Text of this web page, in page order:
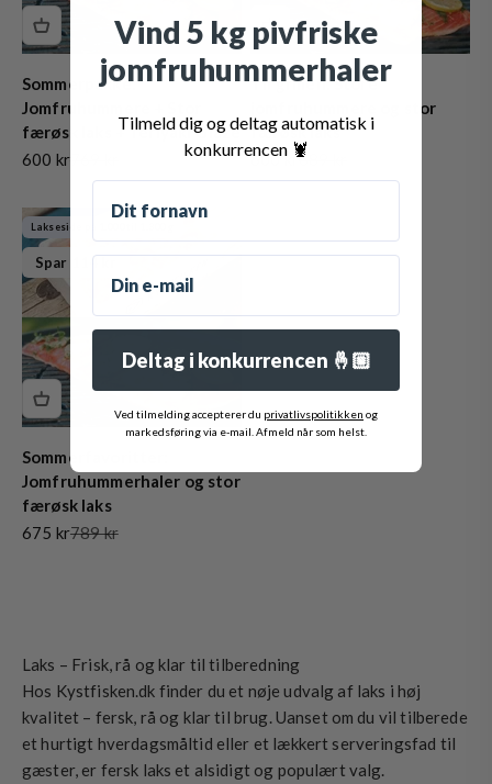
Sommerpakke:
Jomfruhummere + Stor
færøsk laks + Teriyaki Glaze
Salgspris
600 krNormalpris
769 kr
Til grillen: Store
jomfruhummere og stor
færøsk laks
Salgspris
600 krNormalpris
689 kr
Lakseside på 1.000 til 1.300 g
Spar 114 kr
Sommerfavoritter:
Jomfruhummerhaler og stor
færøsk laks
Salgspris
675 krNormalpris
789 kr
Laks – Frisk, rå og klar til tilberedning
Hos Kystfisken.dk finder du et nøje udvalg af laks i høj
kvalitet – fersk, rå og klar til brug. Uanset om du vil tilberede
et hurtigt hverdagsmåltid eller et lækkert serveringsfad til
gæster, er fersk laks et alsidigt og populært valg.
Vind 5 kg pivfriske
jomfruhummerhaler
Tilmeld dig og deltag automatisk i
konkurrencen 🦞
Fornavn
Email
Deltag i konkurrencen 🤞🏼
Ved tilmelding accepterer du privatlivspolitikken og
markedsføring via e-mail. Afmeld når som helst.